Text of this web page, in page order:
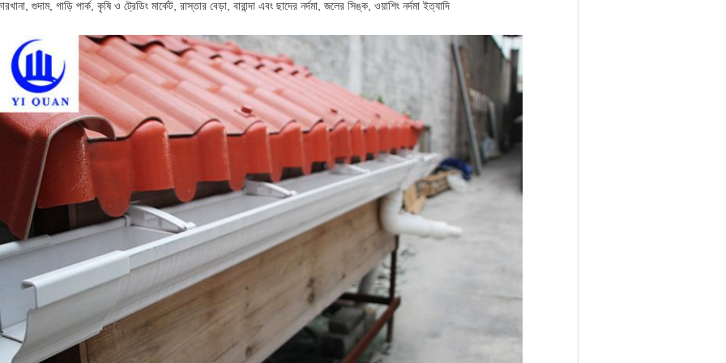
গুদাম, গাড়ি পার্ক, কৃষি ও ট্রেডিং মার্কেট, রাস্তার বেড়া, বারান্দা এবং ছাদের নর্দমা, জলের সিঙ্ক, ওয়াশিং নর্দমা ইত্যাদি